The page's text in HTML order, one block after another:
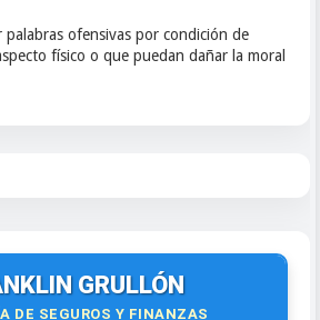
palabras ofensivas por condición de
físico o que puedan dañar la moral
GRULLÓN
DE SEGUROS Y FINANZAS